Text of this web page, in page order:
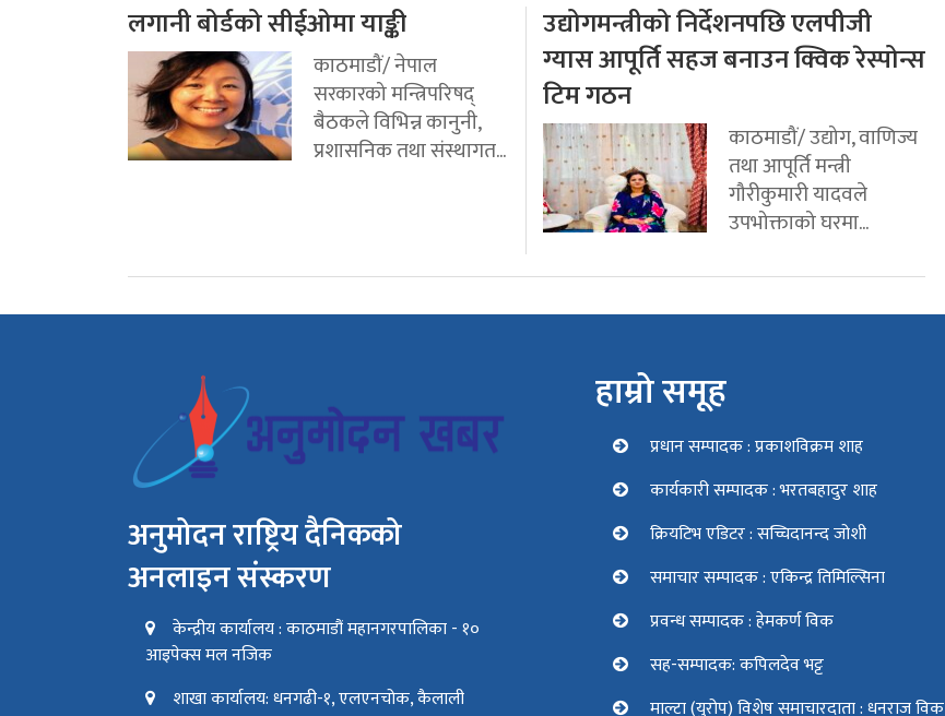
लगानी बोर्डको सीईओमा याङ्की
काठमाडौं/ नेपाल
सरकारको मन्त्रिपरिषद्
बैठकले विभिन्न कानुनी,
प्रशासनिक तथा संस्थागत...
उद्योगमन्त्रीको निर्देशनपछि एलपीजी
ग्यास आपूर्ति सहज बनाउन क्विक रेस्पोन्स
टिम गठन
काठमाडौं/ उद्योग, वाणिज्य
तथा आपूर्ति मन्त्री
गौरीकुमारी यादवले
उपभोक्ताको घरमा...
अनुमोदन राष्ट्रिय दैनिकको
अनलाइन संस्करण
केन्द्रीय कार्यालय : काठमाडौं महानगरपालिका - १०
आइपेक्स मल नजिक
शाखा कार्यालय: धनगढी-१, एलएनचोक, कैलाली
हाम्रो समूह
प्रधान सम्पादक : प्रकाशविक्रम शाह
कार्यकारी सम्पादक : भरतबहादुर शाह
क्रियटिभ एडिटर : सच्चिदानन्द जोशी
समाचार सम्पादक : एकिन्द्र तिमिल्सिना
प्रवन्ध सम्पादक : हेमकर्ण विक
सह-सम्पादक: कपिलदेव भट्ट
माल्टा (युरोप) विशेष समाचारदाता : धनराज विक